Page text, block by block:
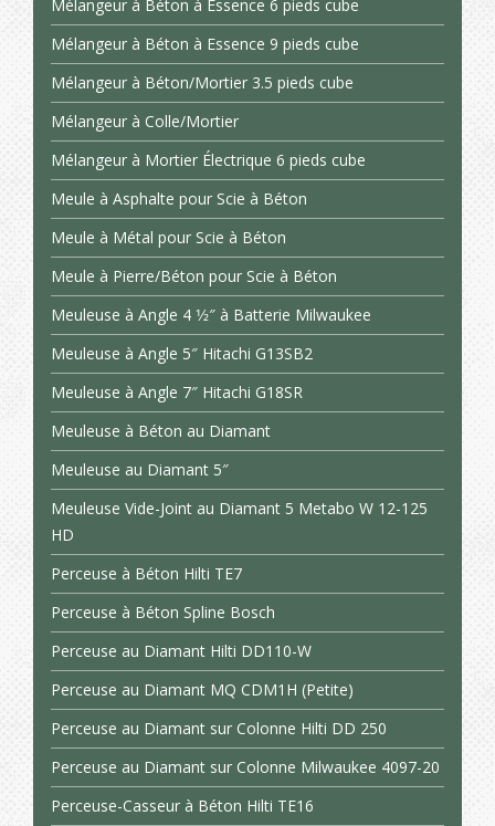
Mélangeur à Béton à Essence 6 pieds cube
Mélangeur à Béton à Essence 9 pieds cube
Mélangeur à Béton/Mortier 3.5 pieds cube
Mélangeur à Colle/Mortier
Mélangeur à Mortier Électrique 6 pieds cube
Meule à Asphalte pour Scie à Béton
Meule à Métal pour Scie à Béton
Meule à Pierre/Béton pour Scie à Béton
Meuleuse à Angle 4 1⁄2″ à Batterie Milwaukee
Meuleuse à Angle 5″ Hitachi G13SB2
Meuleuse à Angle 7″ Hitachi G18SR
Meuleuse à Béton au Diamant
Meuleuse au Diamant 5″
Meuleuse Vide-Joint au Diamant 5 Metabo W 12-125
HD
Perceuse à Béton Hilti TE7
Perceuse à Béton Spline Bosch
Perceuse au Diamant Hilti DD110-W
Perceuse au Diamant MQ CDM1H (Petite)
Perceuse au Diamant sur Colonne Hilti DD 250
Perceuse au Diamant sur Colonne Milwaukee 4097-20
Perceuse-Casseur à Béton Hilti TE16